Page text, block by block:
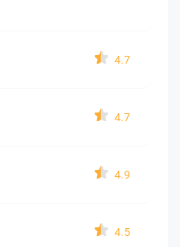
4.7
4.7
4.9
4.5